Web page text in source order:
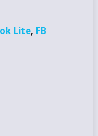
Lite, FB